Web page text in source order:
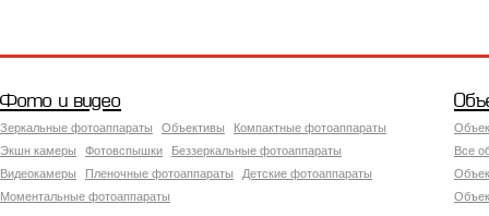
Фото и видео
Зеркальные фотоаппараты Объективы
Компактные фотоаппараты
Экшн камеры
Фотовспышки
Беззеркальные фотоаппараты
Видеокамеры
Пленочные фотоаппараты
Детские фотоаппараты
Моментальные фотоаппараты
Все